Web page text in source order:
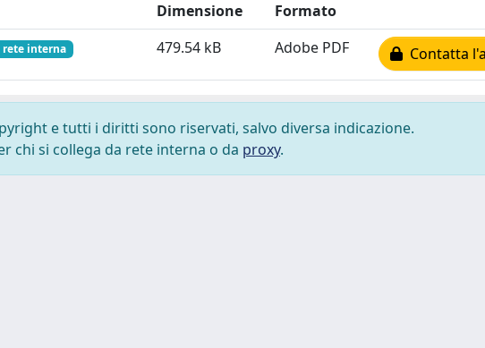
Dimensione
Formato
rete interna 479.54 kB Adobe PDF Contatta
e tutti i diritti sono riservati, salvo diversa indicazione.
chi si collega da rete interna o da proxy.